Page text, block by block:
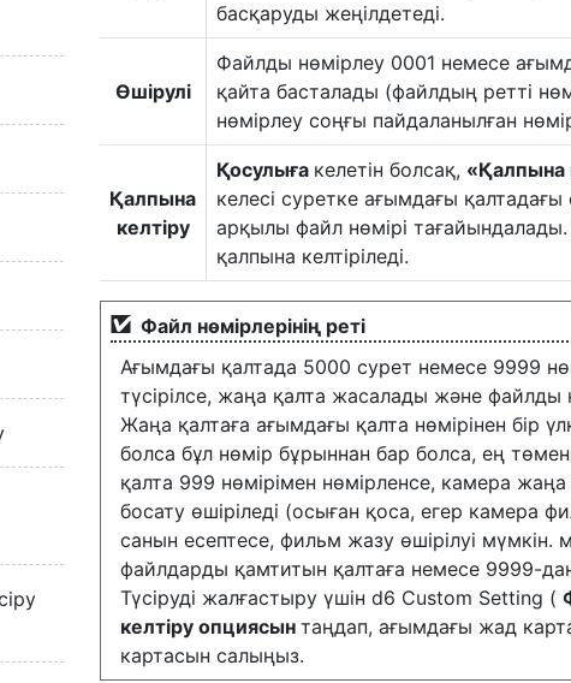
басқаруды жеңілдетеді.
Өшірулі
Файлды нөмірлеу 0001 немесе
қайта басталады (файлдың ретті
нөмірлеу соңғы пайдаланылған
Қалпына
келтіру
Қосулыға келетін болсақ, «Қалпына
келесі суретке ағымдағы қалтадағы
арқылы файл нөмірі
қалпына келтіріледі.
Файл нөмірлерінің реті
Ағымдағы қалтада 5000 сурет немесе 9999
түсірілсе, жаңа қалта жасалады және файлды
Жаңа қалтаға ағымдағы қалта нөмірінен бір
болса бұл нөмір бұрыннан бар болса, ең
қалта 999 нөмірімен нөмірленсе, камера
босату өшіріледі (осыған қоса, егер камера
санын есептесе, фильм жазу өшірілуі
файлдарды қамтитын қалтаға немесе 9999-
Түсіруді жалғастыру үшін d6 Custom Setting (
келтіру опциясын таңдап, ағымдағы жад
картасын салыңыз.